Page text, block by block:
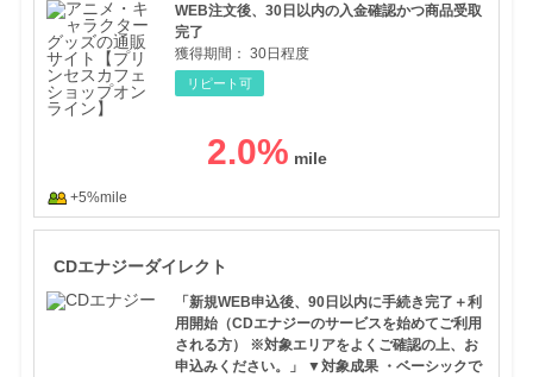
WEB注文後、30日以内の入金確認かつ商品受取
完了
獲得期間： 30日程度
リピート可
2.0%
+5%mile
CDエナジーダイレクト
「新規WEB申込後、90日以内に手続き完了＋利
用開始（CDエナジーのサービスを始めてご利用
される方） ※対象エリアをよくご確認の上、お
申込みください。」 ▼対象成果 ・ベーシックで